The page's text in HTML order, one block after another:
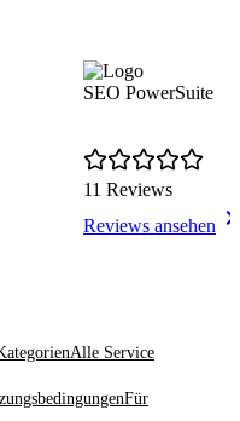
SEO PowerSuite
11 Reviews
Reviews ansehen
Alle Service
Für